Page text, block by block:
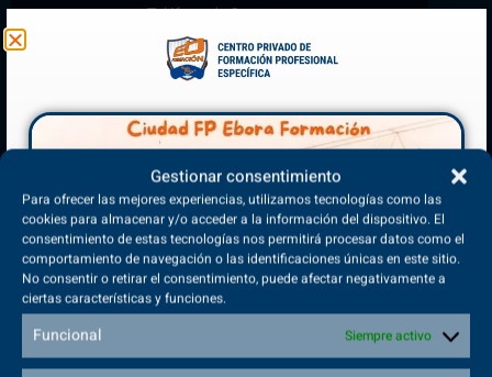
Gestionar consentimiento
Para ofrecer las mejores experiencias, utilizamos tecnologías como las
cookies para almacenar y/o acceder a la información del dispositivo. El
consentimiento de estas tecnologías nos permitirá procesar datos como el
comportamiento de navegación o las identificaciones únicas en este sitio.
No consentir o retirar el consentimiento, puede afectar negativamente a
ciertas características y funciones.
Funcional Siempre activo
Teléfono de Contacto
Matriculación Abierta
¡Reserva tu plaza ahora!
Polígono Sector VI, 45683, Cazalegas - Toledo